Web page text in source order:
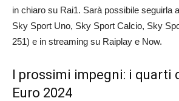
in chiaro su Rai1. Sarà possibile seguirla
Sky Sport Uno, Sky Sport Calcio, Sky
251) e in streaming su Raiplay e Now.
I prossimi impegni: i quarti
Euro 2024